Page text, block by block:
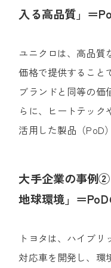
入る高品質」＝
ユニクロは、高品質
価格で提供すること
ブランドと同等の価
らに、ヒートテック
活用した製品（PoD
大手企業の事例
地球環境」＝
トヨタは、ハイブ
対応車を開発し、環